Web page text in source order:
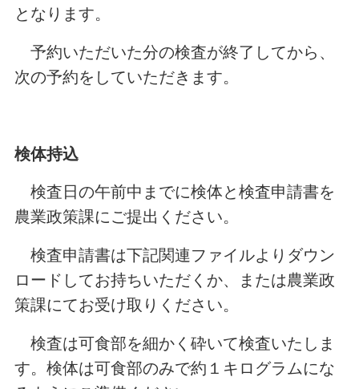
となります。
予約いただいた分の検査が終了してから、
次の予約をしていただきます。
検体持込
検査日の午前中までに検体と検査申請書を
農業政策課にご提出ください。
検査申請書は下記関連ファイルよりダウン
ロードしてお持ちいただくか、または農業政
策課にてお受け取りください。
検査は可食部を細かく砕いて検査いたしま
す。検体は可食部のみで約１キログラムにな